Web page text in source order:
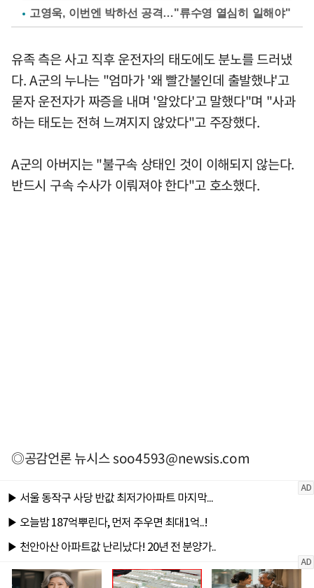
고영욱, 이번엔 박하선 공격…"류수영 열심히 일해야"
유족 측은 사고 직후 운전자의 태도에도 분노를 드러냈
다. A군의 누나는 "엄마가 '왜 빨간불인데 출발했냐'고
묻자 운전자가 짜증을 내며 '알았다'고 말했다"며 "사과
하는 태도는 전혀 느껴지지 않았다"고 주장했다.
A군의 아버지는 "불구속 상태인 것이 이해되지 않는다.
반드시 구속 수사가 이뤄져야 한다"고 호소했다.
◎공감언론 뉴시스soo4593@newsis.com